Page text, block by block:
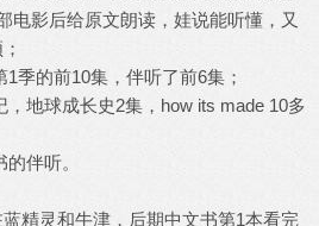
电影后给原文朗读，娃说能听懂，又
季的前10集，伴听了前6集；
，地球成长史2集，how its made 10多
伴听。
精灵和牛津，后期中文书第1本看完